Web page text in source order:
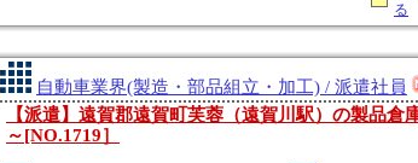
る
自動車業界(製造・部品組立・加工) / 派遣社員
【派遣】遠賀郡遠賀町芙蓉（遠賀川駅）の製品倉
～[NO.1719］